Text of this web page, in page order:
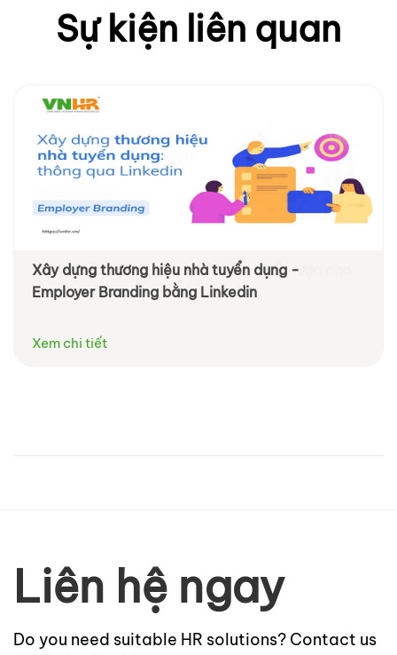
Sự kiện liên quan
Xây dựng thương hiệu nhà tuyển dụng -
Employer Branding bằng Linkedin
Xem chi tiết
Liên hệ ngay
Do you need suitable HR solutions? Contact us